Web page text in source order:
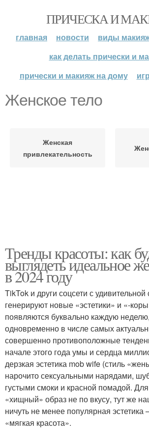
ПРИЧЕСКА И
главная новости
виды
как делать прически и
прически и макияж на дому
Женское тело
Женская
привлекательность
Тренды красоты: как
выглядеть идеальное
в 2024 году
TikTok и други соцсети с удивительной
генерируют новые «эстетики» и «-
появляются буквально каждую
одновременно в числе самых
совершенно противоположные
начале этого года умы и сердца
дерзкая эстетика mob wife (стиль
нарочито сексуальными нарядами,
густыми смоки и красной помадой. Для
«хищный» образ не по вкусу, тут же
ничуть не менее популярная
«мягкая красота».